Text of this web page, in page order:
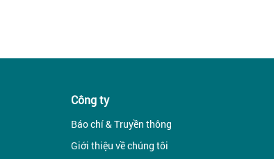
Công ty
Báo chí & Truyền thông
Giới thiệu về chúng tôi